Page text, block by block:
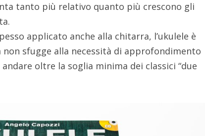
tanto più relativo quanto più crescono gli
applicato anche alla chitarra, l’ukulele è
non sfugge alla necessità di approfondimento
oltre la soglia minima dei classici “due